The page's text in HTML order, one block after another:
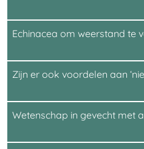
Echinacea om weerstand te
Zijn er ook voordelen aan
Wetenschap in gevecht met